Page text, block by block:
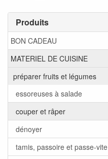
Produits
BON CADEAU
MATERIEL DE CUISINE
préparer fruits et légumes
essoreuses à salade
couper et râper
dénoyer
tamis, passoire et passe-vite